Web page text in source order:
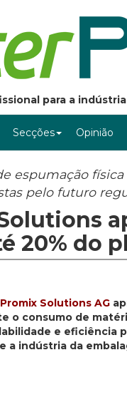
para a
Secções Opinião
espumação
pelo futuro
20% do
Promix Solutions AG
o consumo de
e eficiência
a indústria da